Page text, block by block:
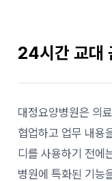
24시간 교대
대정요양병원은 의
협업하고 업무 내용
디를 사용하기 전에
병원에 특화된 기능